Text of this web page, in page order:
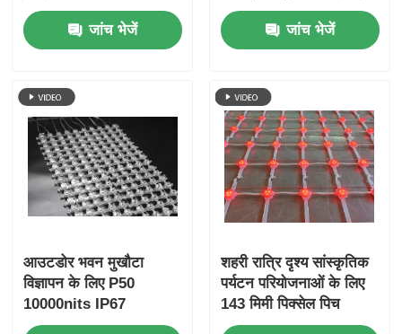
बिल्डिंग फेसडेड के लिए
जांच भेजें
मेश स्क्रीन P62.5
आउटडोर फ्लेक्सिबल मेश
परदा
जांच भेजें
आउटडोर भवन मुखौटा
विज्ञापन के लिए P50
10000nits IP67
वाटरप्रूफ आरजीबी एलईडी
शहरी रात्रि दृश्य सांस्कृतिक
पर्यटन परियोजनाओं के लिए
143 मिमी पिक्सेल पिच
एलईडी मेष स्क्रीन IP67